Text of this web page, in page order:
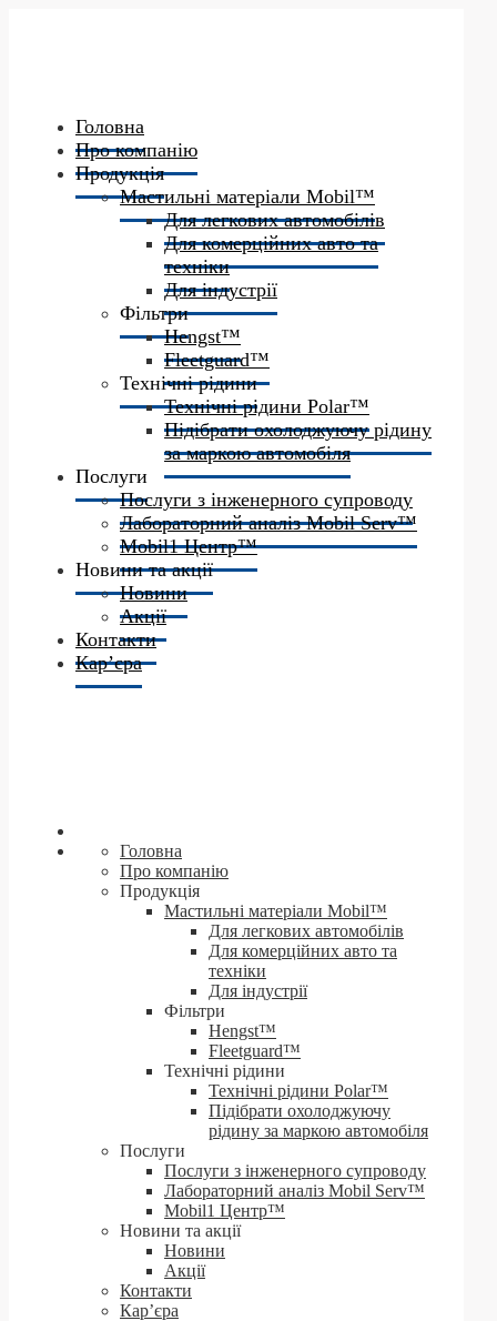
Головна
Про компанію
Продукція
Мастильні матеріали Mobil™
Для легкових автомобілів
Для комерційних авто та
техніки
Для індустрії
Фільтри
Hengst™
Fleetguard™
Технічні рідини
Технічні рідини Polar™
Підібрати охолоджуючу рідину
за маркою автомобіля
Послуги
Послуги з інженерного супроводу
Лабораторний аналіз Mobil Serv™
Mobil1 Центр™​
Новини та акції
Новини
Акції
Контакти
Кар’єра
Головна
Про компанію
Продукція
Мастильні матеріали Mobil™
Для легкових автомобілів
Для комерційних авто та
техніки
Для індустрії
Фільтри
Hengst™
Fleetguard™
Технічні рідини
Технічні рідини Polar™
Підібрати охолоджуючу
рідину за маркою автомобіля
Послуги
Послуги з інженерного супроводу
Лабораторний аналіз Mobil Serv™
Mobil1 Центр™​
Новини та акції
Новини
Акції
Контакти
Кар’єра